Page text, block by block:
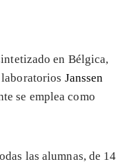
en Bélgica,
Janssen
se emplea como
las alumnas, de 14